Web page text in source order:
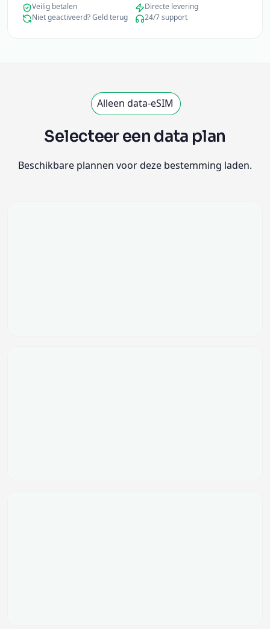
Veilig betalen
Directe levering
Niet geactiveerd? Geld terug
24/7 support
Alleen data-eSIM
Selecteer een data plan
Beschikbare plannen voor deze bestemming laden.